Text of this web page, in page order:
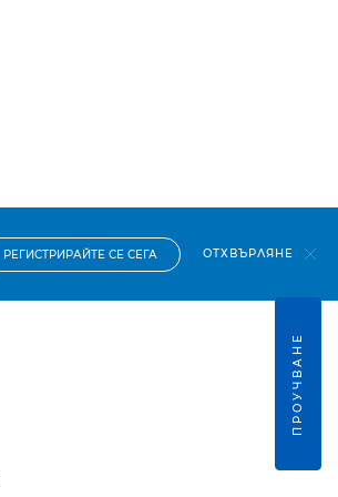
РЕГИСТРИРАЙТЕ СЕ СЕГА ОТХВЪРЛЯНЕ
ПРОУЧВАНЕ